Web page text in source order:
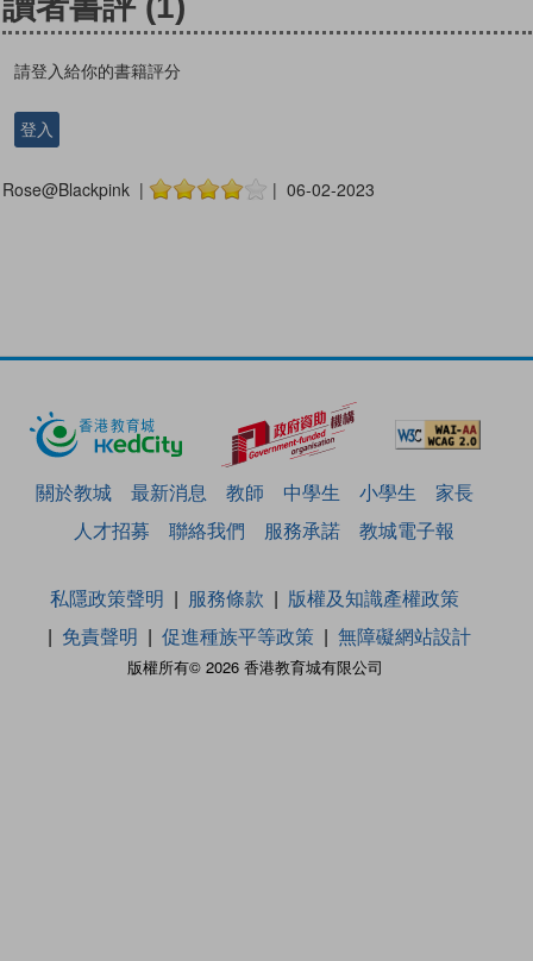
請登入給你的書籍評分
登入
Rose@Blackpink | | 06-02-2023
關於教城 最新消息 教師 中學生 小學生
家長
人才招募
聯絡我們 服務承諾 教城電子報
版權所有© 2026 香港教育城有限公司
私隱政策聲明 服務條款
版權及知識產權政策
免責聲明
促進種族平等政策 無障礙網站設計